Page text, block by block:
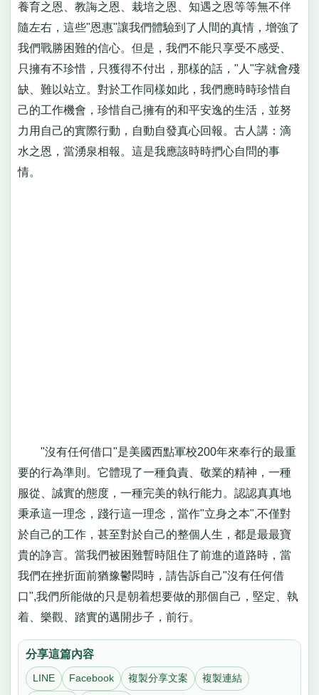
養育之恩、教誨之恩、栽培之恩、知遇之恩等等無不伴
隨左右，這些"恩惠"讓我們體驗到了人間的真情，增強了
我們戰勝困難的信心。但是，我們不能只享受不感受、
只擁有不珍惜，只獲得不付出，那樣的話，"人"字就會殘
缺、難以站立。對於工作同樣如此，我們應時時珍惜自
己的工作機會，珍惜自己擁有的和平安逸的生活，並努
力用自己的實際行動，自動自發真心回報。古人講：滴
水之恩，當湧泉相報。這是我應該時時捫心自問的事
情。
"沒有任何借口"是美國西點軍校200年來奉行的最重
要的行為準則。它體現了一種負責、敬業的精神，一種
服從、誠實的態度，一種完美的執行能力。認認真真地
秉承這一理念，踐行這一理念，當作"立身之本",不僅對
於自己的工作，甚至對於自己的整個人生，都是最最寶
貴的諍言。當我們被困難暫時阻住了前進的道路時，當
我們在挫折面前猶豫鬱悶時，請告訴自己"沒有任何借
口",我們所能做的只是朝着想要做的那個自己，堅定、執
着、樂觀、踏實的邁開步子，前行。
分享這篇內容
LINE Facebook 複製分享文案 複製連結